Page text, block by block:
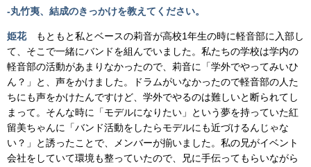
-丸竹夷、結成のきっかけを教えてください。
姫花もともと私とベースの莉音が高校1年生の時に軽音部に入部し
て、そこで一緒にバンドを組んでいました。私たちの学校は学内の
軽音部の活動があまりなかったので、莉音に「学外でやってみいひ
ん？」と、声をかけました。ドラムがいなかったので軽音部の人た
ちにも声をかけたんですけど、学外でやるのは難しいと断られてし
まって。そんな時に「モデルになりたい」という夢を持っていた紅
留美ちゃんに「バンド活動をしたらモデルにも近づけるんじゃな
い？」と誘ったことで、メンバーが揃いました。私の兄がイベント
会社をしていて環境も整っていたので、兄に手伝ってもらいながら